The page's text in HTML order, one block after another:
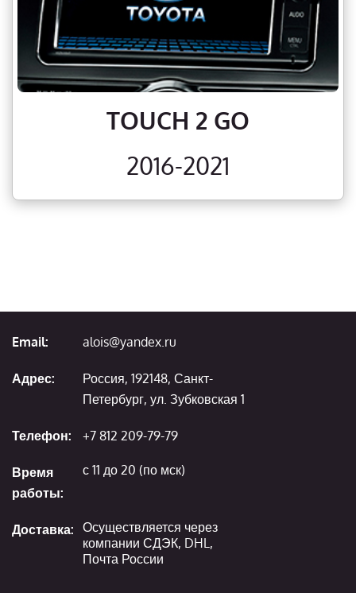
TOUCH 2 GO
2016-2021
Email: alois@yandex.ru
Адрес:
Россия, 192148, Санкт-
Петербург, ул. Зубковская 1
Телефон: +7 812 209-79-79
Время
работы:
с 11 до 20 (по мск)
Доставка: Осуществляется через
компании СДЭК, DHL,
Почта России